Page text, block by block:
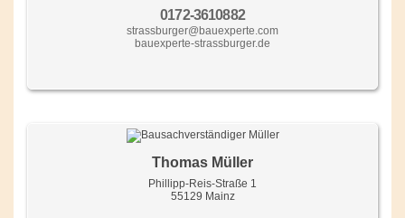
0172-3610882
strassburger@bauexperte.com
bauexperte-strassburger.de
Thomas Müller
Phillipp-Reis-Straße 1
55129 Mainz